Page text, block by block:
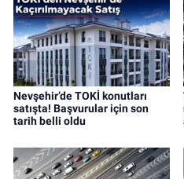
Nevşehir’de TOKİ konutları
satışta! Başvurular için son
tarih belli oldu